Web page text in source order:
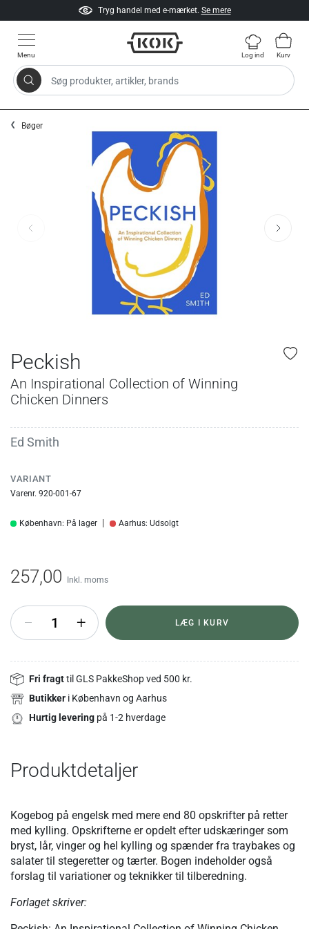
Tryg handel med e-mærket. Se mere
Menu
Søg produkter, artikler, brands
Log ind Kurv
Bøger
Peckish
An Inspirational Collection of Winning
Chicken Dinners
Ed Smith
VARIANT
Varenr. 920-001-67
København: På lager Aarhus: Udsolgt
257,00 Inkl. moms
+ LÆG I KURV
Fri fragttil GLS PakkeShop ved 500 kr.
Butikker i København og Aarhus
Hurtig levering på 1-2 hverdage
Produktdetaljer
Kogebog på engelsk med mere end 80 opskrifter på retter
med kylling. Opskrifterne er opdelt efter udskæringer som
bryst, lår, vinger og hel kylling og spænder fra traybakes og
salater til stegeretter og tærter. Bogen indeholder også
forslag til variationer og teknikker til tilberedning.
Forlaget skriver: